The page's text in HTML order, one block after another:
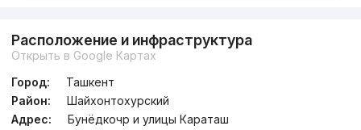
Расположение и инфраструктура
Открыть в Google Картах
Город:
Ташкент
Район:
Шайхонтохурский
Адрес:
Бунёдкочр и улицы Караташ